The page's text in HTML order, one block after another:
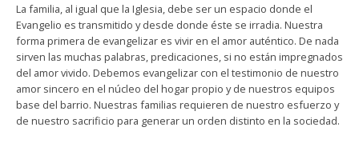
La familia, al igual que la Iglesia, debe ser un espacio donde el
Evangelio es transmitido y desde donde éste se irradia. Nuestra
forma primera de evangelizar es vivir en el amor auténtico. De nada
sirven las muchas palabras, predicaciones, si no están impregnados
del amor vivido. Debemos evangelizar con el testimonio de nuestro
amor sincero en el núcleo del hogar propio y de nuestros equipos
base del barrio. Nuestras familias requieren de nuestro esfuerzo y
de nuestro sacrificio para generar un orden distinto en la sociedad.